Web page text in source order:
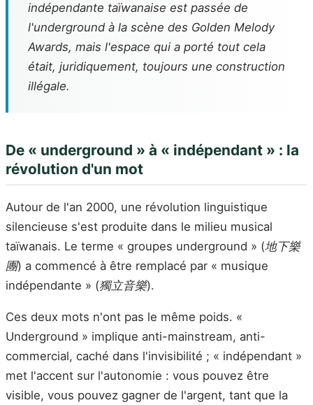
indépendante taïwanaise est passée de
l'underground à la scène des Golden Melody
Awards, mais l'espace qui a porté tout cela
était, juridiquement, toujours une construction
illégale.
De « underground » à « indépendant » : la
révolution d'un mot
Autour de l'an 2000, une révolution linguistique
silencieuse s'est produite dans le milieu musical
taïwanais. Le terme « groupes underground » (地下樂
團) a commencé à être remplacé par « musique
indépendante » (獨立音樂).
Ces deux mots n'ont pas le même poids. «
Underground » implique anti-mainstream, anti-
commercial, caché dans l'invisibilité ; « indépendant »
met l'accent sur l'autonomie : vous pouvez être
visible, vous pouvez gagner de l'argent, tant que la